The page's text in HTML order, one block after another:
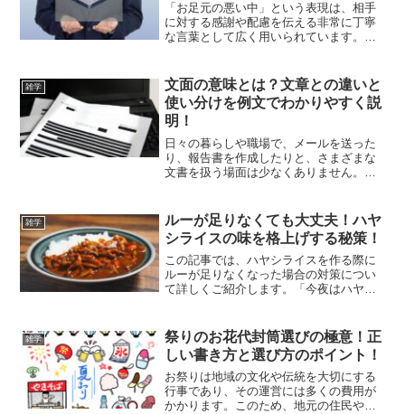
「お足元の悪い中」という表現は、相手
に対する感謝や配慮を伝える非常に丁寧
な言葉として広く用いられています。こ
す。しかし、使用する場面や方法を誤る
と、逆効果になってしまうこ...
雑学
文面の意味とは？文章との違いと
使い分けを例文でわかりやすく説
明！
日々の暮らしや職場で、メールを送った
り、報告書を作成したりと、さまざまな
文書を扱う場面は少なくありません。文
いのではないでしょうか。普段、何気な
く使い分けているこれらの言...
雑学
ルーが足りなくても大丈夫！ハヤ
シライスの味を格上げする秘策！
この記事では、ハヤシライスを作る際に
ルーが足りなくなった場合の対策につい
て詳しくご紹介します。「今夜はハヤシ
うとしたときに足りないことに気づ
く…。そんな状況にある方も多...
雑学
祭りのお花代封筒選びの極意！正
しい書き方と選び方のポイント！
お祭りは地域の文化や伝統を大切にする
行事であり、その運営には多くの費用が
かかります。このため、地元の住民や関